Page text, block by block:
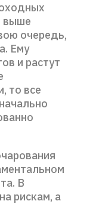
выше
очередь,
Ему
и растут
то все
В
рискам, а